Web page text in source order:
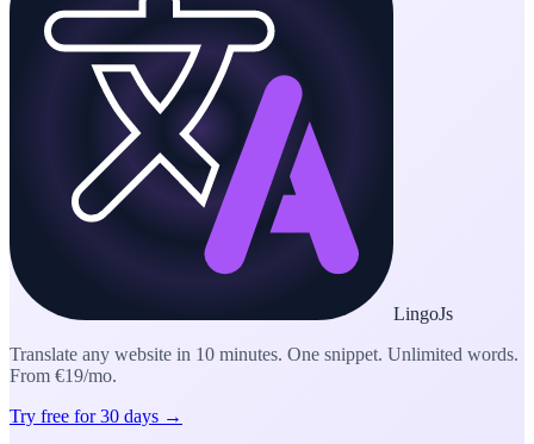
LingoJs
Translate any website in 10 minutes. One snippet. Unlimited words.
From €19/mo.
Try free for 30 days →